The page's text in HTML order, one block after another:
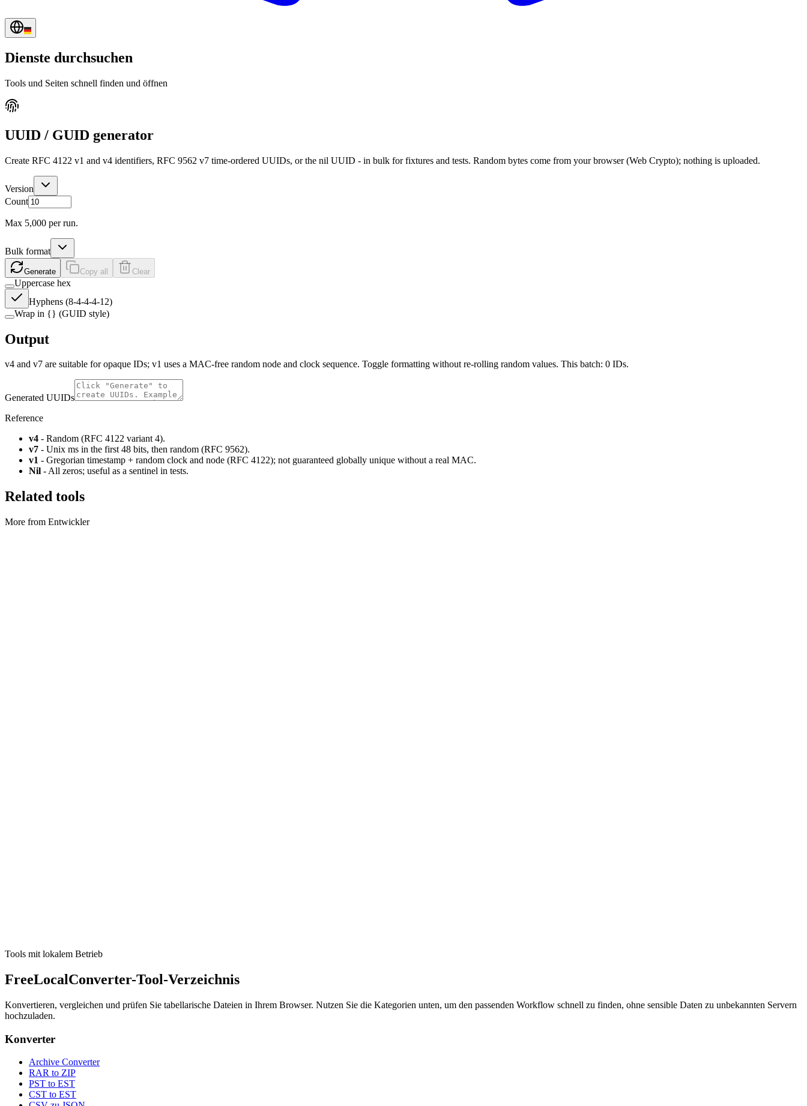
Dienste durchsuchen
Tools und Seiten schnell finden und öffnen
UUID / GUID generator
Create RFC 4122 v1 and v4 identifiers, RFC 9562 v7 time-ordered UUIDs, or the nil UUID - in bulk for fixtures and tests. Random bytes come from your browser (Web Crypto); nothing is uploaded.
Version
Count
Max 5,000 per run.
Bulk format
Generate Copy all Clear
Uppercase hex
Hyphens (8-4-4-4-12)
Wrap in {} (GUID style)
Output
v4 and v7 are suitable for opaque IDs; v1 uses a MAC-free random node and clock sequence. Toggle formatting without re-rolling random values. This batch: 0 IDs.
Generated UUIDs
Reference
v4 - Random (RFC 4122 variant 4).
v7 - Unix ms in the first 48 bits, then random (RFC 9562).
v1 - Gregorian timestamp + random clock and node (RFC 4122); not guaranteed globally unique without a real MAC.
Nil - All zeros; useful as a sentinel in tests.
Related tools
More from Entwickler
Tools mit lokalem Betrieb
FreeLocalConverter-Tool-Verzeichnis
Konvertieren, vergleichen und prüfen Sie tabellarische Dateien in Ihrem Browser. Nutzen Sie die Kategorien unten, um den passenden Workflow schnell zu finden, ohne sensible Daten zu unbekannten Servern
hochzuladen.
Konverter
Archive Converter
RAR to ZIP
PST to EST
CST to EST